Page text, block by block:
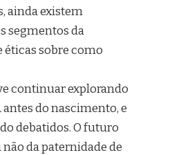
ainda existem
segmentos da
éticas sobre como
continuar explorando
antes do nascimento, e
debatidos. O futuro
da paternidade de